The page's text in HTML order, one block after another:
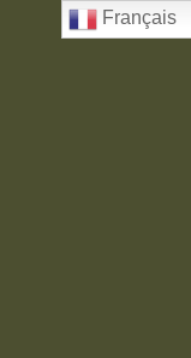
Français